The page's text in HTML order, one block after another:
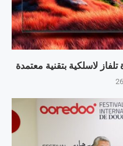
لاسلكية بتقنية معتمدة